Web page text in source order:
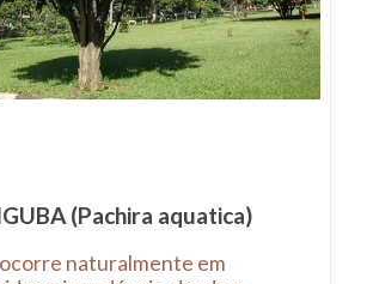
(Pachira aquatica)
naturalmente em